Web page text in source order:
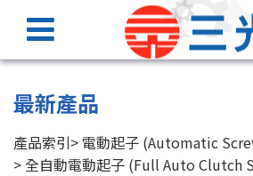
最新產品
產品索引
電動起子 (Automatic
全自動電動起子 (Full Auto Clutch